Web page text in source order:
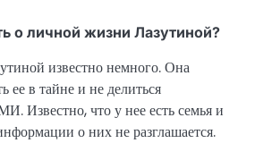
о личной жизни Лазутиной?
известно немного. Она
ее в тайне и не делиться
Известно, что у нее есть семья и
о них не разглашается.